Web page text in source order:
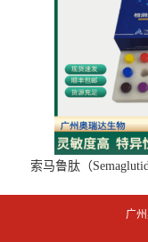
索马鲁肽（
广